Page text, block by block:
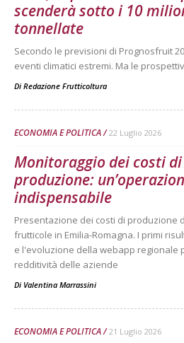
scenderà sotto i 10
tonnellate
Secondo le previsioni di Prognosfruit
eventi climatici estremi. Ma le
Di Redazione Frutticoltura
ECONOMIA E POLITICA 22 Luglio 2026
Monitoraggio dei costi di
produzione:
indispensabile
Presentazione dei costi di produzione
frutticole in Emilia-Romagna. I primi
e l'evoluzione della webapp regionale
redditività delle aziende
Di Valentina Marrassini
ECONOMIA E POLITICA 21 Luglio 2026